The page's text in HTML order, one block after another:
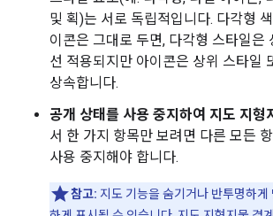
및 획)는 서로 독립적입니다. 다각형
이콘은 그대로 두면, 다각형 스타일은
선 적용되지만 아이콘은 상위 스타일
상속합니다.
공개 상태를 사용 중지하여 지도 지형
서 한 가지 항목만 보려면 다른 모든
사용 중지해야 합니다.
참고: 지도 기능을 숨기거나 반투명하